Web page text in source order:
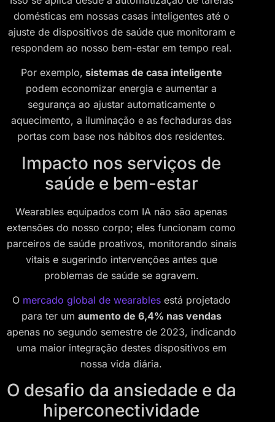
domésticas em nossas casas inteligentes até o
ajuste de dispositivos de saúde que monitoram e
respondem ao nosso bem-estar em tempo real.
Por exemplo, sistemas de casa inteligente
podem economizar energia e aumentar a
segurança ao ajustar automaticamente o
aquecimento, a iluminação e as fechaduras das
portas com base nos hábitos dos residentes.
Impacto nos serviços de
saúde e bem-estar
Wearables equipados com IA não são apenas
extensões do nosso corpo; eles funcionam como
parceiros de saúde proativos, monitorando sinais
vitais e sugerindo intervenções antes que
problemas de saúde se agravem.
O mercado global de wearablesestá projetado
para ter um aumento de 6,4% nas vendas
apenas no segundo semestre de 2023, indicando
uma maior integração destes dispositivos em
nossa vida diária.
O desafio da ansiedade e da
hiperconectividade